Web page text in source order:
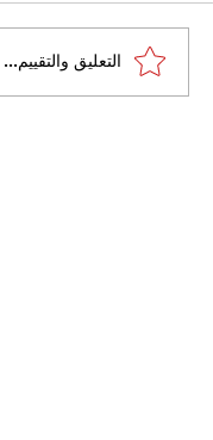
القضاء الإداري
نقابة "كنابست"
التعليق والتقييم...